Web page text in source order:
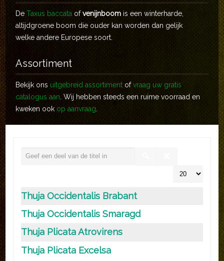
DeTaxus baccata ofvenijnboom is een winterharde,
altijdgroene boom die ouder kan worden dan gelijk
welke andere Europese soort.
Assortiment
Bekijk ons uitgebreid assortiment ofvraag uw gratis
catalogus aan . Wij hebben steeds een ruime voorraad en
kweken ook op aanvraag
Thuja Occidentalis Brabant
Thuja Occidentalis Smaragd
Thuja Plicata Atrovirens
Thuja Plicata Excelsa